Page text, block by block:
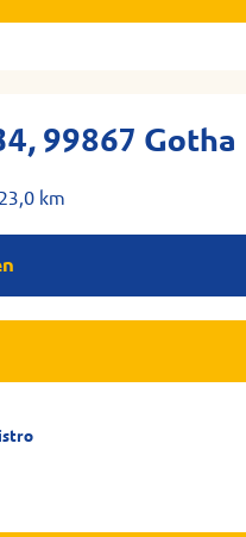
99867 Gotha
km